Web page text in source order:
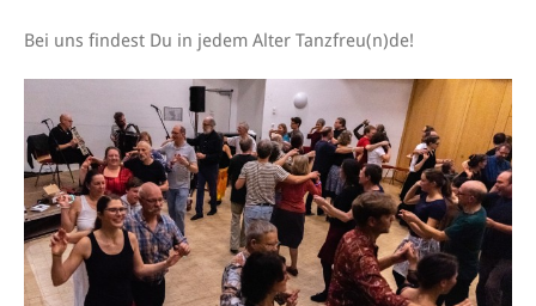
Bei uns findest Du in jedem Alter Tanzfreu(n)de!